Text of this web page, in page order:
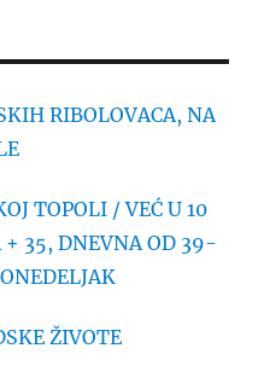
RIBOLOVACA, NA
TOPOLI / VEĆ U 10
+ 35, DNEVNA OD 39-
ŽIVOTE